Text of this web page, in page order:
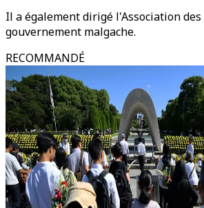
Il a également dirigé l'Association
gouvernement malgache.
RECOMMANDÉ